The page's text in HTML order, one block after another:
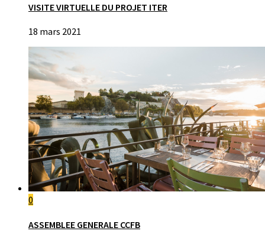
VISITE VIRTUELLE DU PROJET ITER
18 mars 2021
0
ASSEMBLEE GENERALE CCFB